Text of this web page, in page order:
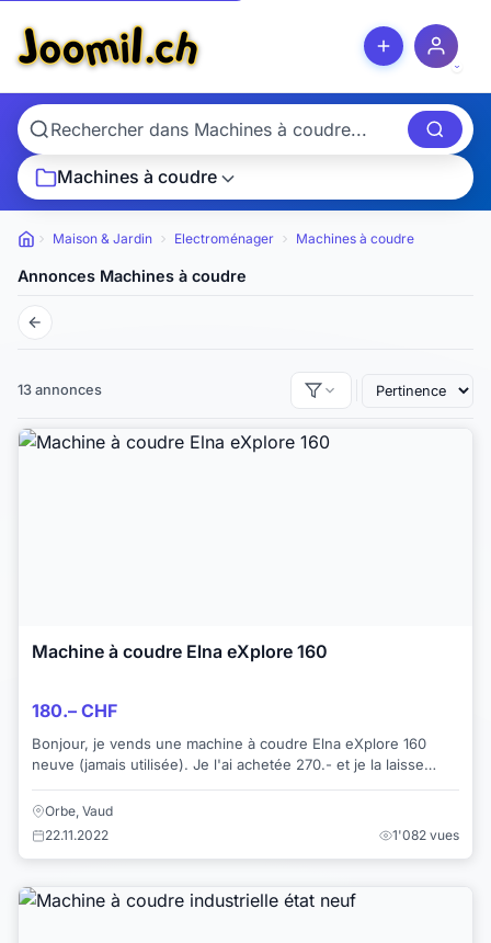
Machines à coudre
Petites annonces
Maison & Jardin Electroménager Machines à coudre
Annonces Machines à coudre
13 annonces
Machine à coudre Elna eXplore 160
180.– CHF
Bonjour, je vends une machine à coudre Elna eXplore 160
neuve (jamais utilisée). Je l'ai achetée 270.- et je la laisse
Orbe, Vaud
22.11.2022
1'082 vues